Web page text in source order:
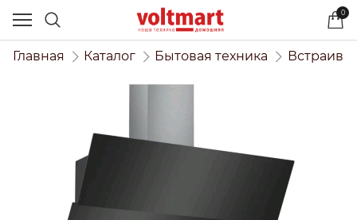
0
Главная Каталог Бытовая техника